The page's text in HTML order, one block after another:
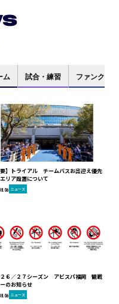
ム 試合・練習 ファンクラブ
要】トライアル チームバスお出迎え優先
リア設置について
ニュース
２６／２７シーズン アビスパ福岡 観戦
のお知らせ
ニュース